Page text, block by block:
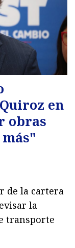
en
obras
de la cartera
la
transporte